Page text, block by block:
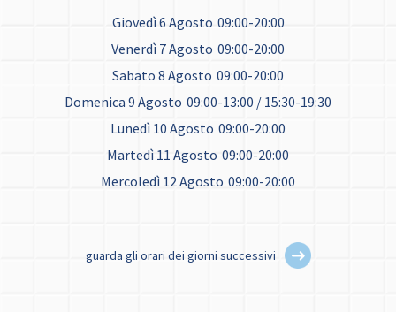
Giovedì 6 Agosto 09:00-20:00
Venerdì 7 Agosto 09:00-20:00
Sabato 8 Agosto 09:00-20:00
Domenica 9 Agosto 09:00-13:00 / 15:30-19:30
Lunedì 10 Agosto 09:00-20:00
Martedì 11 Agosto 09:00-20:00
Mercoledì 12 Agosto 09:00-20:00
guarda gli orari dei giorni successivi